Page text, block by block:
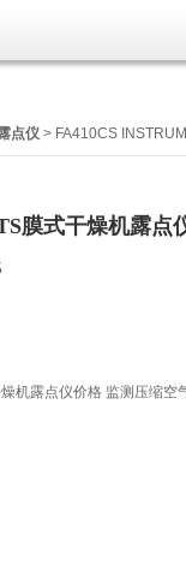
点仪 > FA410CS
膜式干燥机露点
机露点仪价格 监测压缩空